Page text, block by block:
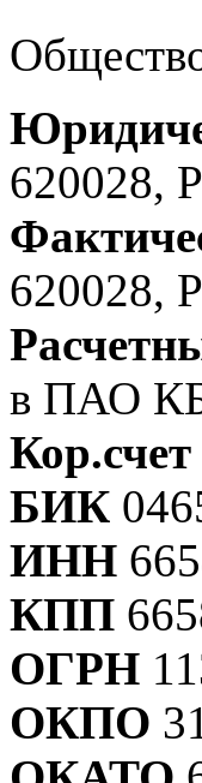
620028,
620028,
в ПАО КБ
Кор.счет
БИК
ИНН
КПП
ОГРН
ОКПО